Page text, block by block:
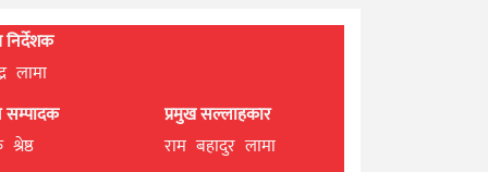
निर्देशक
लामा
सम्पादक
प्रमुख सल्लाहकार
राम बहादुर लामा